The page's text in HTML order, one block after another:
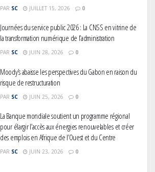
PAR SC JUILLET 15, 2026 0
Journées du service public 2026 : La CNSS en vitrine de
la transformation numérique de l’administration
PAR SC JUIN 28, 2026 0
Moody’s abaisse les perspectives du Gabon en raison du
risque de restructuration
PAR SC JUIN 25, 2026 0
La Banque mondiale soutient un programme régional
pour élargir l’accès aux énergies renouvelables et créer
des emplois en Afrique de l’Ouest et du Centre
PAR SC JUIN 23, 2026 0